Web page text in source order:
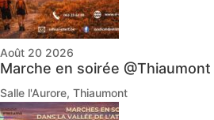
Août 20 2026
Marche en soirée @Thiaumont
Salle l'Aurore, Thiaumont